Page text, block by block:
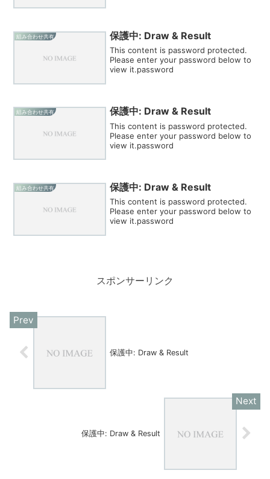
組み合わせ共有 保護中: Draw & Result
This content is password protected.
Please enter your password below to
view it.password
組み合わせ共有 保護中: Draw & Result
This content is password protected.
Please enter your password below to
view it.password
組み合わせ共有 保護中: Draw & Result
This content is password protected.
Please enter your password below to
view it.password
スポンサーリンク
保護中: Draw & Result
保護中: Draw & Result